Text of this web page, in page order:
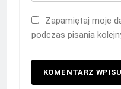
Zapamiętaj moje
podczas pisania